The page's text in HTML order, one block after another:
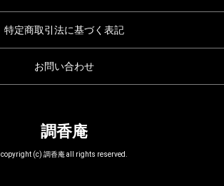
特定商取引法に基づく表記
お問い合わせ
調香庵
copyright (c) 調香庵 all rights reserved.